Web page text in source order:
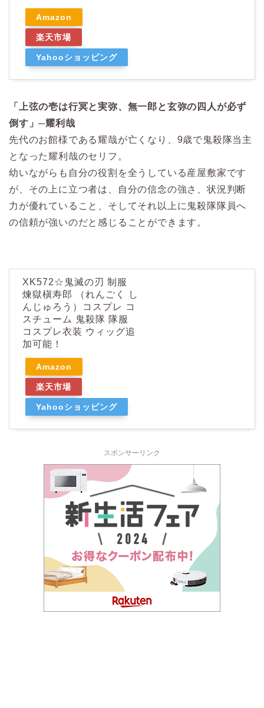
Amazon
楽天市場
Yahooショッピング
「上弦の壱は行冥と実弥、無一郎と玄弥の四人が必ず
倒す」─耀利哉
先代のお館様である耀哉が亡くなり、9歳で鬼殺隊当主
となった耀利哉のセリフ。
幼いながらも自分の役割を全うしている産屋敷家です
が、その上に立つ者は、自分の信念の強さ、状況判断
力が優れていること、そしてそれ以上に鬼殺隊隊員へ
の信頼が強いのだと感じることができます。
XK572☆鬼滅の刃 制服
煉獄槇寿郎 （れんごく し
んじゅろう）コスプレ コ
スチューム 鬼殺隊 隊服
コスプレ衣装 ウィッグ追
加可能！
Amazon
楽天市場
Yahooショッピング
スポンサーリンク